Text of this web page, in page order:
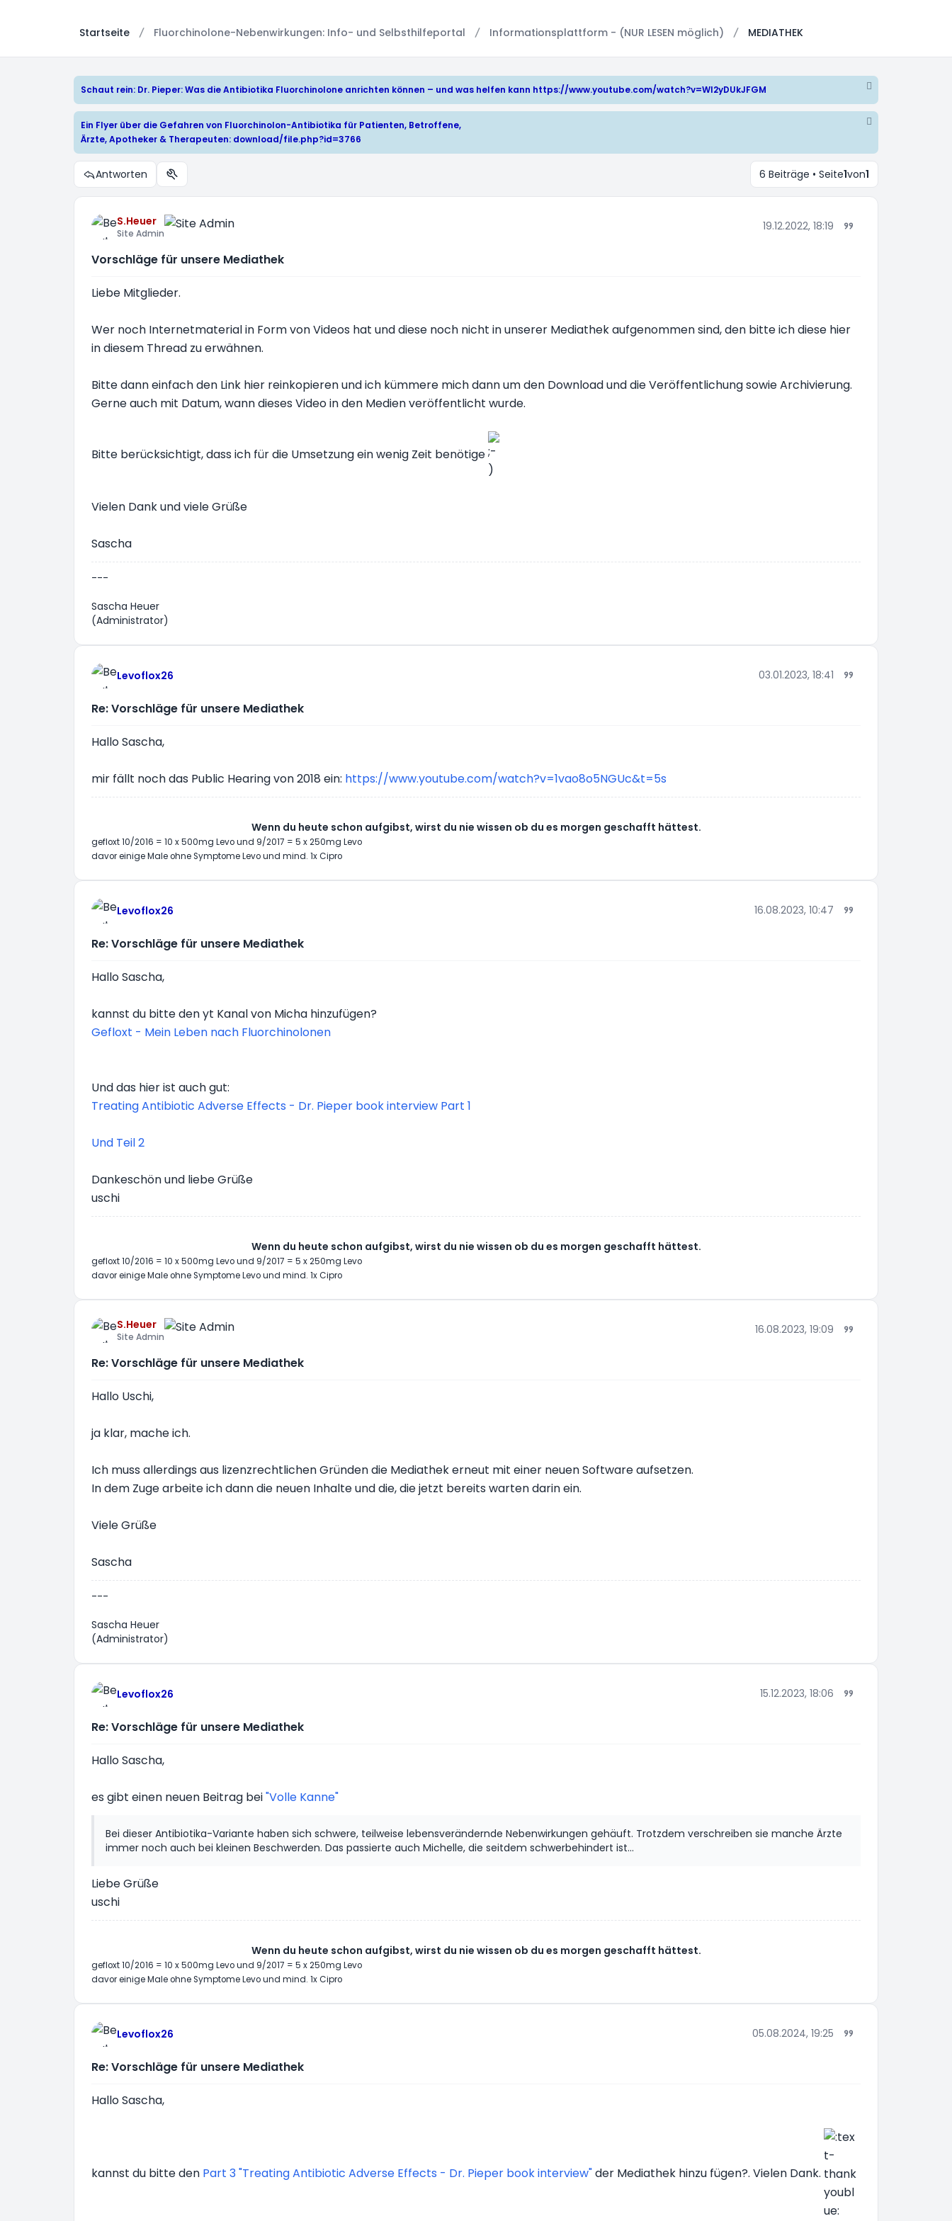
Startseite Fluorchinolone-Nebenwirkungen: Info- und Selbsthilfeportal Informationsplattform - (NUR LESEN möglich) MEDIATHEK
Schaut rein: Dr. Pieper: Was die Antibiotika Fluorchinolone anrichten können – und was helfen kann https://www.youtube.com/watch?v=WI2yDUkJFGM
Ein Flyer über die Gefahren von Fluorchinolon-Antibiotika für Patienten, Betroffene,
Ärzte, Apotheker & Therapeuten: download/file.php?id=3766
Antworten Themen-Optionen 6 Beiträge • Seite1von1
S.Heuer
Site Admin
19.12.2022, 18:19
Vorschläge für unsere Mediathek
Liebe Mitglieder.
Wer noch Internetmaterial in Form von Videos hat und diese noch nicht in unserer Mediathek aufgenommen sind, den bitte ich diese hier
in diesem Thread zu erwähnen.
Bitte dann einfach den Link hier reinkopieren und ich kümmere mich dann um den Download und die Veröffentlichung sowie Archivierung.
Gerne auch mit Datum, wann dieses Video in den Medien veröffentlicht wurde.
Bitte berücksichtigt, dass ich für die Umsetzung ein wenig Zeit benötige
Vielen Dank und viele Grüße
Sascha
---
Sascha Heuer
(Administrator)
Levoflox26 03.01.2023, 18:41
Re: Vorschläge für unsere Mediathek
Hallo Sascha,
mir fällt noch das Public Hearing von 2018 ein: https://www.youtube.com/watch?v=1vao8o5NGUc&t=5s
Wenn du heute schon aufgibst, wirst du nie wissen ob du es morgen geschafft hättest.
gefloxt 10/2016 = 10 x 500mg Levo und 9/2017 = 5 x 250mg Levo
davor einige Male ohne Symptome Levo und mind. 1x Cipro
Levoflox26 16.08.2023, 10:47
Re: Vorschläge für unsere Mediathek
Hallo Sascha,
kannst du bitte den yt Kanal von Micha hinzufügen?
Gefloxt - Mein Leben nach Fluorchinolonen
Und das hier ist auch gut:
Treating Antibiotic Adverse Effects - Dr. Pieper book interview Part 1
Und Teil 2
Dankeschön und liebe Grüße
uschi
Wenn du heute schon aufgibst, wirst du nie wissen ob du es morgen geschafft hättest.
gefloxt 10/2016 = 10 x 500mg Levo und 9/2017 = 5 x 250mg Levo
davor einige Male ohne Symptome Levo und mind. 1x Cipro
S.Heuer
Site Admin
16.08.2023, 19:09
Re: Vorschläge für unsere Mediathek
Hallo Uschi,
ja klar, mache ich.
Ich muss allerdings aus lizenzrechtlichen Gründen die Mediathek erneut mit einer neuen Software aufsetzen.
In dem Zuge arbeite ich dann die neuen Inhalte und die, die jetzt bereits warten darin ein.
Viele Grüße
Sascha
---
Sascha Heuer
(Administrator)
Levoflox26 15.12.2023, 18:06
Re: Vorschläge für unsere Mediathek
Hallo Sascha,
es gibt einen neuen Beitrag bei"Volle Kanne"
Bei dieser Antibiotika-Variante haben sich schwere, teilweise lebensverändernde Nebenwirkungen gehäuft. Trotzdem verschreiben sie manche Ärzte
immer noch auch bei kleinen Beschwerden. Das passierte auch Michelle, die seitdem schwerbehindert ist...
Liebe Grüße
uschi
Wenn du heute schon aufgibst, wirst du nie wissen ob du es morgen geschafft hättest.
gefloxt 10/2016 = 10 x 500mg Levo und 9/2017 = 5 x 250mg Levo
davor einige Male ohne Symptome Levo und mind. 1x Cipro
Levoflox26 05.08.2024, 19:25
Re: Vorschläge für unsere Mediathek
Hallo Sascha,
kannst du bitte den Part 3 "Treating Antibiotic Adverse Effects - Dr. Pieper book interview"der Mediathek hinzu fügen?. Vielen Dank.